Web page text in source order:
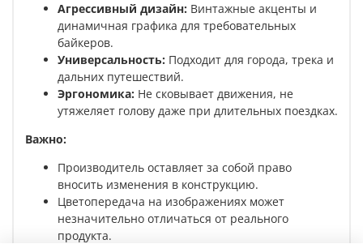
Агрессивный дизайн: Винтажные акценты и
динамичная графика для требовательных
байкеров.
Универсальность: Подходит для города, трека и
дальних путешествий.
Эргономика: Не сковывает движения, не
утяжеляет голову даже при длительных поездках.
Важно:
Производитель оставляет за собой право
вносить изменения в конструкцию.
Цветопередача на изображениях может
незначительно отличаться от реального
продукта.